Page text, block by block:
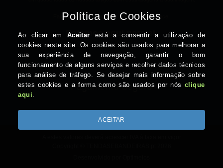
Fale-nos sobre a sua ideia e a solução aparece.
Estamos aqui para si
Pagamento Seguro